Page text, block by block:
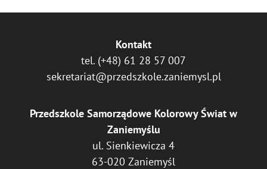
Kontakt
tel. (+48) 61 28 57 007
sekretariat@przedszkole.zaniemysl.pl
Przedszkole Samorządowe Kolorowy Świat w
Zaniemyślu
ul. Sienkiewicza 4
63-020 Zaniemyśl